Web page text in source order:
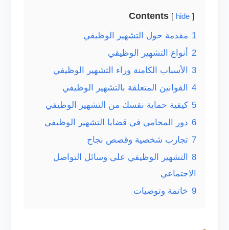
Contents hide
1 مقدمة حول التشهير الوظيفي
2
أنواع التشهير الوظيفي
3
الأسباب الكامنة وراء التشهير الوظيفي
4
القوانين المتعلقة بالتشهير الوظيفي
5 كيفية حماية نفسك من التشهير الوظيفي
6 دور المحامي في قضايا التشهير الوظيفي
7 تجارب شخصية وقصص نجاح
8
التشهير الوظيفي على وسائل التواصل
الاجتماعي
9 خاتمة وتوصيات